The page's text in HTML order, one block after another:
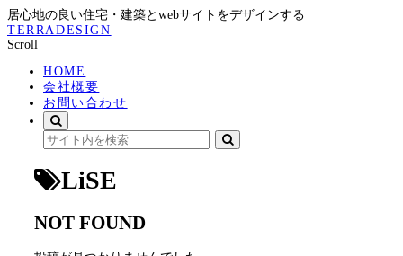
居心地の良い住宅・建築とwebサイトをデザインする
TERRADESIGN
Scroll
HOME
会社概要
お問い合わせ
LiSE
NOT FOUND